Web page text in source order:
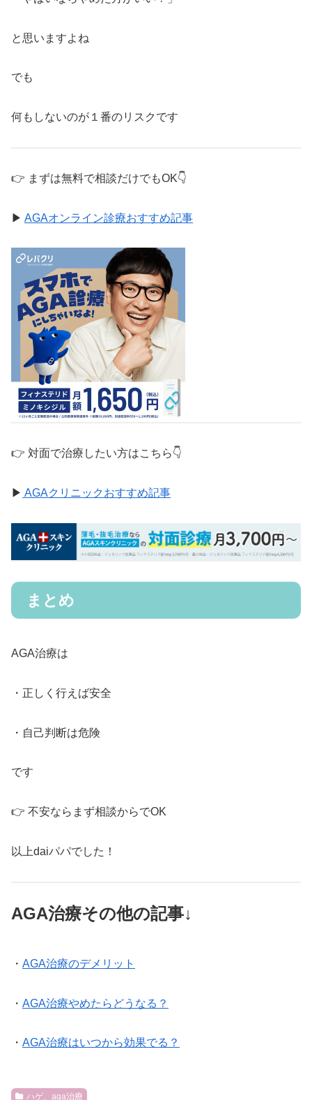
と思いますよね
でも
何もしないのが１番のリスクです
👉 まずは無料で相談だけでもOK👇
▶ AGAオンライン診療おすすめ記事
👉 対面で治療したい方はこちら👇
▶ AGAクリニックおすすめ記事
まとめ
AGA治療は
・正しく行えば安全
・自己判断は危険
です
👉 不安ならまず相談からでOK
以上daiパパでした！
AGA治療その他の記事↓
・ AGA治療のデメリット
・ AGA治療やめたらどうなる？
・ AGA治療はいつから効果でる？
ハゲ、aga治療